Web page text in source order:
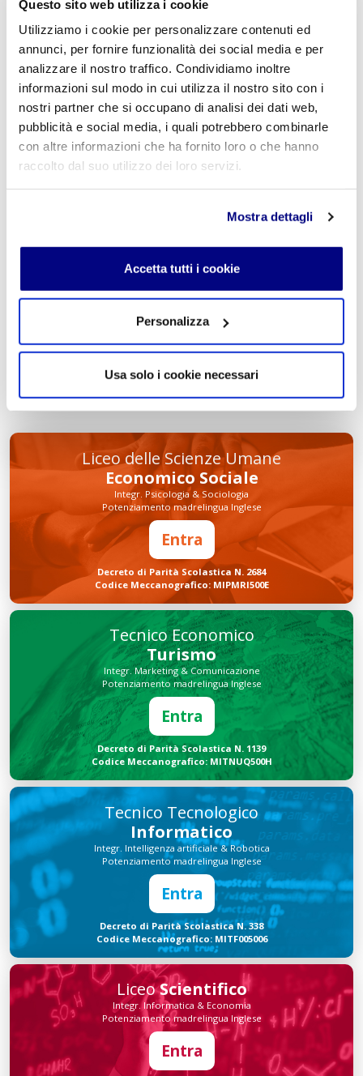
Questo sito web utilizza i cookie
Utilizziamo i cookie per personalizzare contenuti ed
annunci, per fornire funzionalità dei social media e per
analizzare il nostro traffico. Condividiamo inoltre
informazioni sul modo in cui utilizza il nostro sito con i
nostri partner che si occupano di analisi dei dati web,
pubblicità e social media, i quali potrebbero combinarle
con altre informazioni che ha fornito loro o che hanno
raccolto dal suo utilizzo dei loro servizi.
Mostra dettagli
Accetta tutti i cookie
Personalizza
Usa solo i cookie necessari
E-mail*
Commento *
INVIA COMMENTO
Liceo delle Scienze Umane
Economico Sociale
Integr. Psicologia & Sociologia
Potenziamento madrelingua Inglese
Entra
Decreto di Parità Scolastica N. 2684
Codice Meccanografico: MIPMRI500E
Tecnico Economico
Turismo
Integr. Marketing & Comunicazione
Potenziamento madrelingua Inglese
Entra
Decreto di Parità Scolastica N. 1139
Codice Meccanografico: MITNUQ500H
Tecnico Tecnologico
Informatico
Integr. Intelligenza artificiale & Robotica
Potenziamento madrelingua Inglese
Entra
Decreto di Parità Scolastica N. 338
Codice Meccanografico: MITF005006
LiceoScientifico
Integr. Informatica & Economia
Potenziamento madrelingua Inglese
Entra